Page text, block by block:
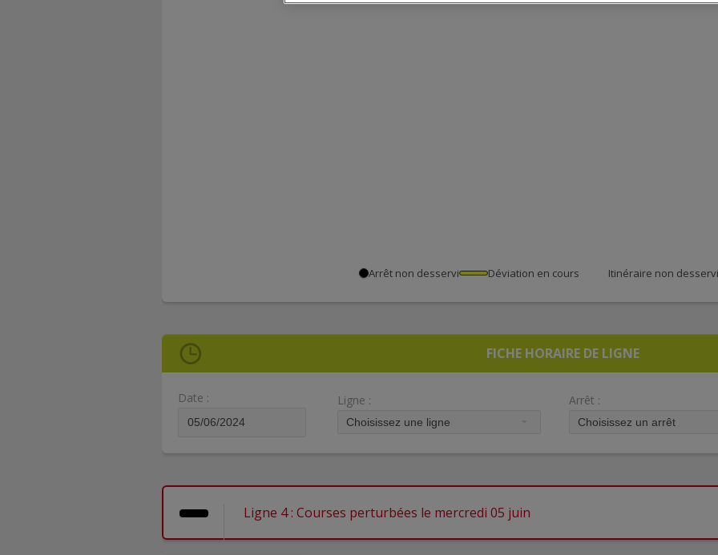
Arrêt non desservi Déviation en cours Itinéraire non desservi
FICHE HORAIRE DE LIGNE
Date : Ligne : Arrêt :
Ligne 4 : Courses perturbées le mercredi 05 juin